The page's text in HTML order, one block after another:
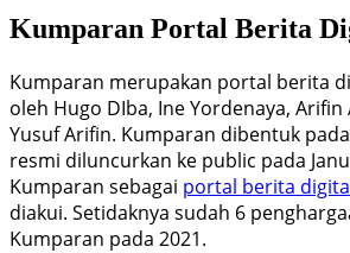
Kumparan Portal Berita
Kumparan merupakan portal berita
oleh Hugo DIba, Ine Yordenaya, Arifin
Yusuf Arifin. Kumparan dibentuk
resmi diluncurkan ke public pada
Kumparan sebagai portal berita
diakui. Setidaknya sudah 6
Kumparan pada 2021.